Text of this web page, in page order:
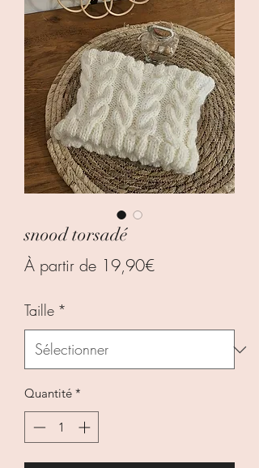
snood torsadé
À partir de 19,90€Prix
Taille *
Quantité *